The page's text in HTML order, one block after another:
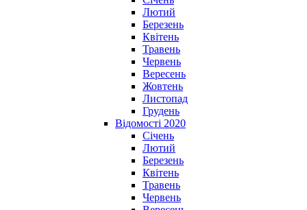
Лютий
Березень
Квітень
Травень
Червень
Вересень
Жовтень
Листопад
Грудень
Відомості 2020
Січень
Лютий
Березень
Квітень
Травень
Червень